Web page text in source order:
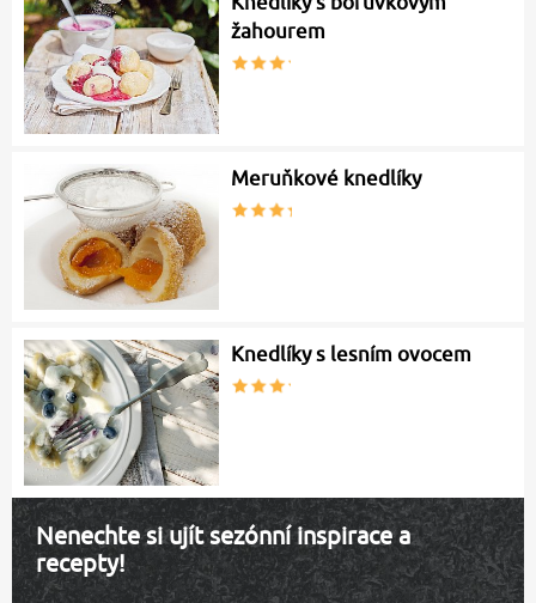
žahourem
Meruňkové knedlíky
Knedlíky s lesním ovocem
Nenechte si ujít sezónní inspirace a
recepty!